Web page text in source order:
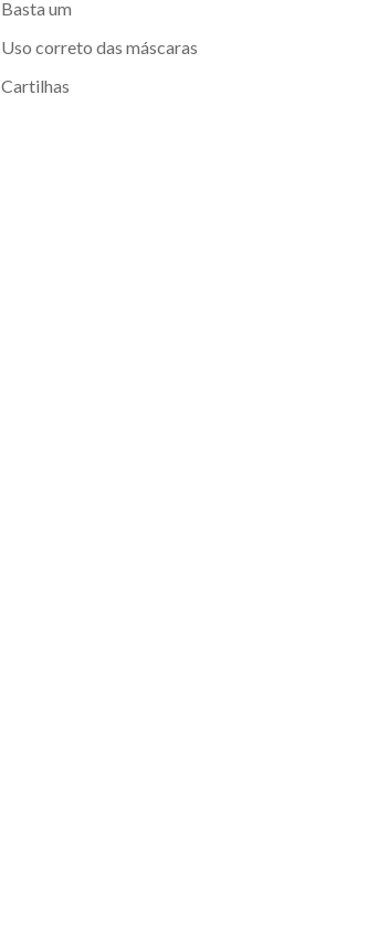
Basta um
Uso correto das máscaras
Cartilhas